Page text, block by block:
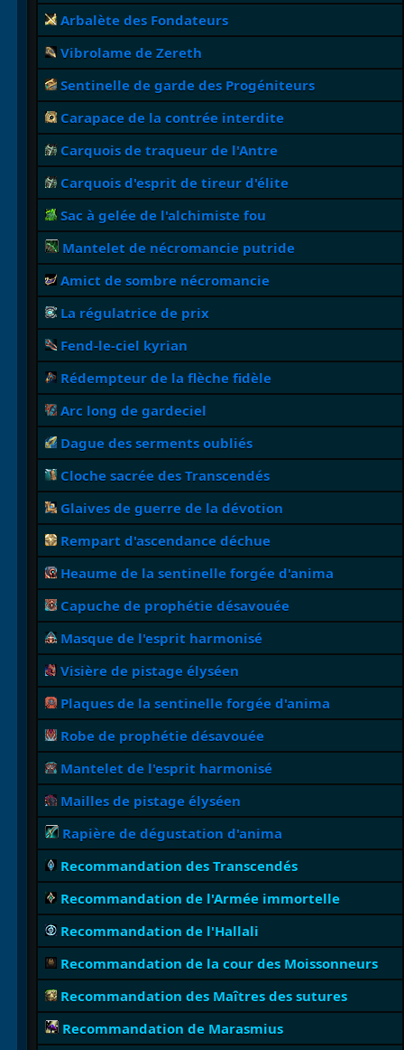
Arbalète des Fondateurs
Vibrolame de Zereth
Sentinelle de garde des Progéniteurs
Carapace de la contrée interdite
Carquois de traqueur de l'Antre
Carquois d'esprit de tireur d'élite
Sac à gelée de l'alchimiste fou
Mantelet de nécromancie putride
Amict de sombre nécromancie
La régulatrice de prix
Fend-le-ciel kyrian
Rédempteur de la flèche fidèle
Arc long de gardeciel
Dague des serments oubliés
Cloche sacrée des Transcendés
Glaives de guerre de la dévotion
Rempart d'ascendance déchue
Heaume de la sentinelle forgée d'anima
Capuche de prophétie désavouée
Masque de l'esprit harmonisé
Visière de pistage élyséen
Plaques de la sentinelle forgée d'anima
Robe de prophétie désavouée
Mantelet de l'esprit harmonisé
Mailles de pistage élyséen
Rapière de dégustation d'anima
Recommandation des Transcendés
Recommandation de l'Armée immortelle
Recommandation de l'Hallali
Recommandation de la cour des Moissonneurs
Recommandation des Maîtres des sutures
Recommandation de Marasmius